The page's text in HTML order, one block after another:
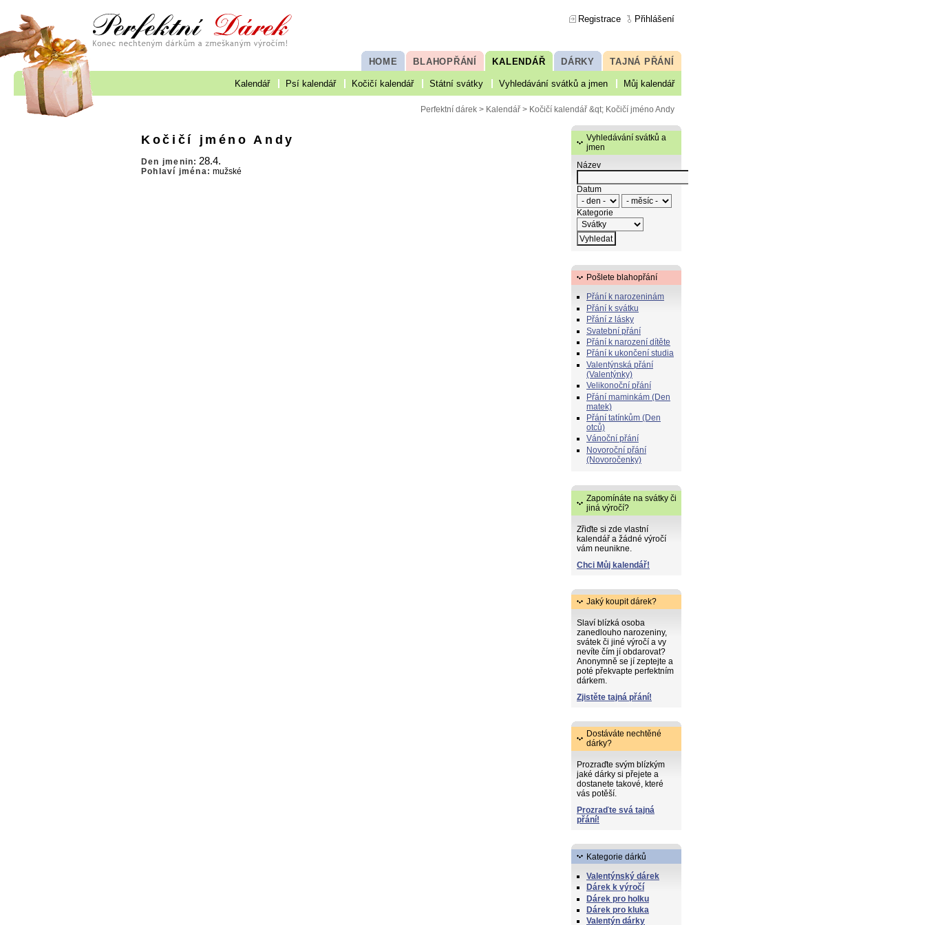
Registrace Přihlášení
TAJNÁ PŘÁNÍ
DÁRKY
KALENDÁŘ
BLAHOPŘÁNÍ
HOME
Kalendář Psí kalendář Kočičí kalendář Státní svátky Vyhledávání svátků a jmen Můj kalendář
Perfektní dárek > Kalendář > Kočičí kalendář &qt; Kočičí jméno Andy
Kočičí jméno Andy
Den jmenin: 28.4.
Pohlaví jména: mužské
Vyhledávání svátků a
jmen
Název
Datum
Kategorie
Pošlete blahopřání
Přání k narozeninám
Přání k svátku
Přání z lásky
Svatební přání
Přání k narození dítěte
Přání k ukončení studia
Valentýnská přání
(Valentýnky)
Velikonoční přání
Přání maminkám (Den
matek)
Přání tatínkům (Den
otců)
Vánoční přání
Novoroční přání
(Novoročenky)
Zapomínáte na svátky či
jiná výročí?
Zřiďte si zde vlastní
kalendář a žádné výročí
vám neunikne.
Chci Můj kalendář!
Jaký koupit dárek?
Slaví blízká osoba
zanedlouho narozeniny,
svátek či jiné výročí a vy
nevíte čím jí obdarovat?
Anonymně se jí zeptejte a
poté překvapte perfektním
dárkem.
Zjistěte tajná přání!
Dostáváte nechtěné
dárky?
Prozraďte svým blízkým
jaké dárky si přejete a
dostanete takové, které
vás potěší.
Prozraďte svá tajná
přání!
Kategorie dárků
Valentýnský dárek
Dárek k výročí
Dárek pro holku
Dárek pro kluka
Valentýn dárky